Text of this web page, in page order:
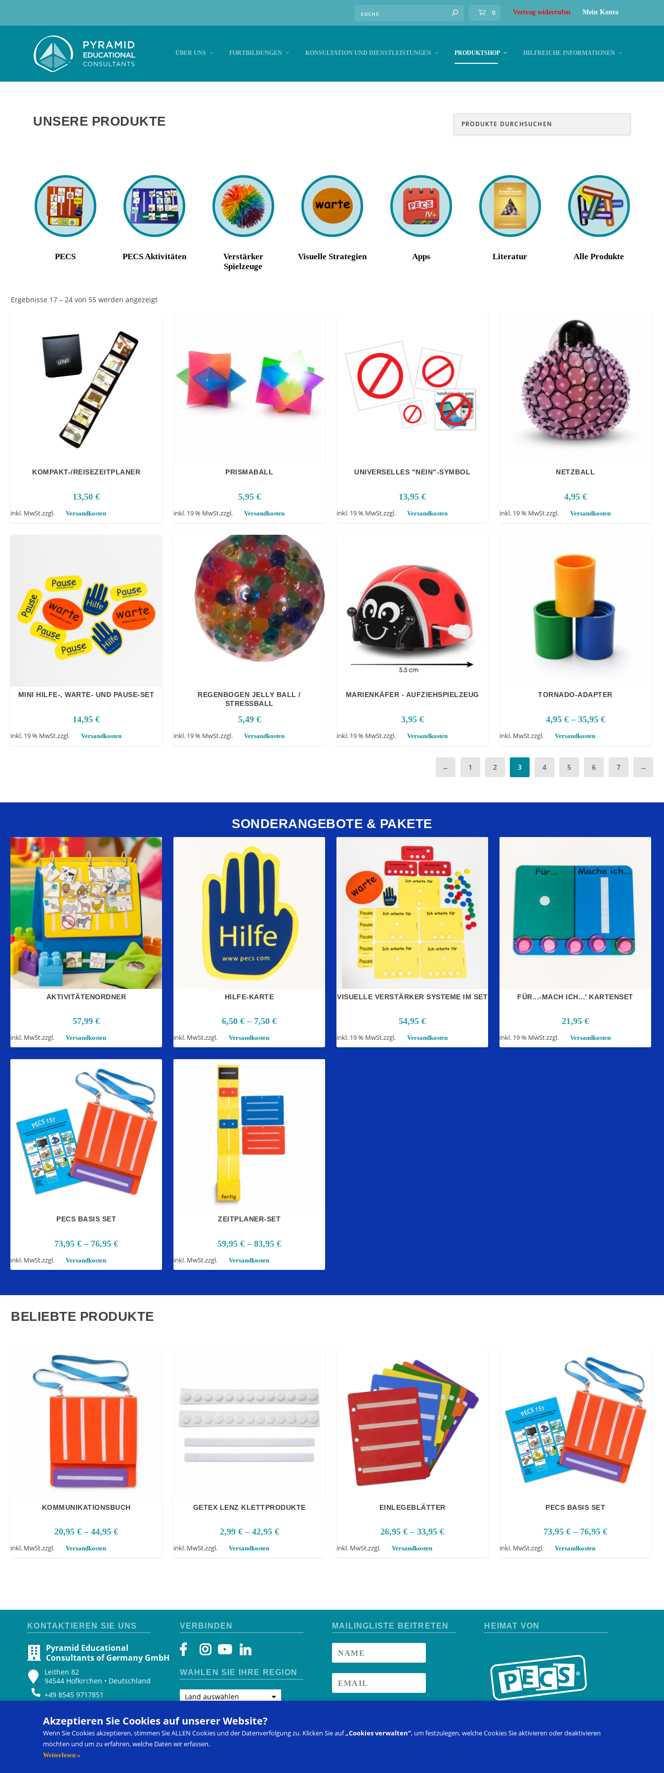
0 Vertrag widerrufen Mein Konto
ÜBER UNS FORTBILDUNGEN KONSULTATION UND DIENSTLEISTUNGEN PRODUKTSHOP HILFREICHE INFORMATIONEN
UNSERE PRODUKTE
PECS PECS Aktivitäten
Verstärker
Spielzeuge
Visuelle Strategien Apps Literatur Alle Produkte
Ergebnisse 17 – 24 von 55 werden angezeigtN
KOMPAKT-/REISEZEITPLANER
13,50 €
inkl. MwSt.zzgl. Versandkosten
PRISMABALL
5,95 €
inkl. 19 % MwSt.zzgl. Versandkosten
UNIVERSELLES "NEIN"-SYMBOL
13,95 €
inkl. 19 % MwSt.zzgl. Versandkosten
NETZBALL
4,95 €
inkl. 19 % MwSt.zzgl. Versandkosten
MINI HILFE-, WARTE- UND PAUSE-SET
14,95 €
inkl. 19 % MwSt.zzgl. Versandkosten
REGENBOGEN JELLY BALL /
STRESSBALL
5,49 €
inkl. 19 % MwSt.zzgl. Versandkosten
MARIENKÄFER - AUFZIEHSPIELZEUG
3,95 €
inkl. 19 % MwSt.zzgl. Versandkosten
TORNADO-ADAPTER
4,95 €– 35,95 €
inkl. MwSt.zzgl. Versandkosten
← 1 2 3 4 5 6 7 →
SONDERANGEBOTE & PAKETE
AKTIVITÄTENORDNER
57,99 €
inkl. MwSt.zzgl. Versandkosten
HILFE-KARTE
6,50 € – 7,50 €
inkl. MwSt.zzgl. Versandkosten
VISUELLE VERSTÄRKER SYSTEME IM SET
54,95 €
inkl. 19 % MwSt.zzgl. Versandkosten
FÜR...-MACH ICH...' KARTENSET
21,95 €
inkl. 19 % MwSt.zzgl. Versandkosten
PECS BASIS SET
73,95 € – 76,95 €
inkl. MwSt.zzgl. Versandkosten
ZEITPLANER-SET
59,95 € – 83,95 €
inkl. MwSt.zzgl. Versandkosten
BELIEBTE PRODUKTE
KOMMUNIKATIONSBUCH
20,95 € – 44,95 €
inkl. MwSt.zzgl. Versandkosten
GETEX LENZ KLETTPRODUKTE
2,99 €– 42,95 €
inkl. MwSt.zzgl. Versandkosten
EINLEGEBLÄTTER
26,95 € – 33,95 €
inkl. MwSt.zzgl. Versandkosten
PECS BASIS SET
73,95 € – 76,95 €
inkl. MwSt.zzgl. Versandkosten
KONTAKTIEREN SIE UNS
Pyramid Educational
Consultants of Germany GmbH
Leithen 82
94544 Hofkirchen • Deutschland
+49 8545 9717851
+49 8545 9717852
pecs-germany@pecs.com
VERBINDEN
WÄHLEN SIE IHRE REGION
Land auswählen
MAILINGLISTE BEITRETEN HEIMAT VON
Akzeptieren Sie Cookies auf unserer Website?
Wenn Sie Cookies akzeptieren, stimmen Sie ALLEN Cookies und der Datenverfolgung zu. Klicken Sie auf„Cookies verwalten“, um festzulegen, welche Cookies Sie aktivieren oder deaktivieren
möchten und um zu erfahren, welche Daten wir erfassen.
Weiterlesen »